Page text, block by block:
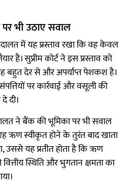
भी उठाए सवाल
में यह प्रस्ताव रखा कि वह केवल
है। सुप्रीम कोर्ट ने इस प्रस्ताव को
बहुत देर से और अपर्याप्त पेशकश है।
पर कार्रवाई और वसूली की
दी।
ने बैंक की भूमिका पर भी सवाल
ऋण स्वीकृत होने के तुरंत बाद खाता
उससे यह प्रतीत होता है कि ऋण
स्थिति और भुगतान क्षमता का